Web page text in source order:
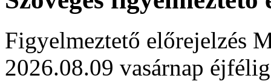
Figyelmeztető előrejelzés
2026.08.09 vasárnap éjfélig